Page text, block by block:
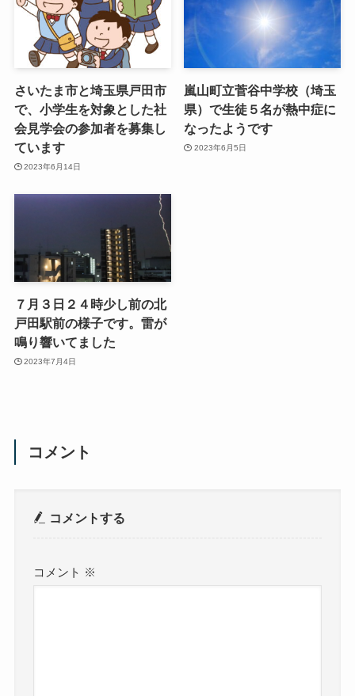
さいたま市と埼玉県戸田市
で、小学生を対象とした社
会見学会の参加者を募集し
ています
2023年6月14日
嵐山町立菅谷中学校（埼玉
県）で生徒５名が熱中症に
なったようです
2023年6月5日
７月３日２４時少し前の北
戸田駅前の様子です。雷が
鳴り響いてました
2023年7月4日
コメント
コメントする
コメント ※